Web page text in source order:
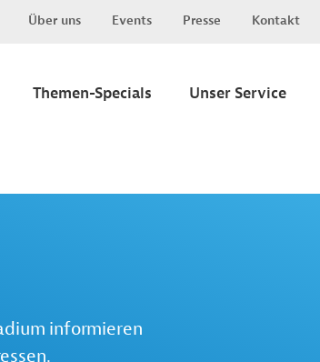
Über uns Events Presse Kontakt
Themen-Specials Unser Service
informieren